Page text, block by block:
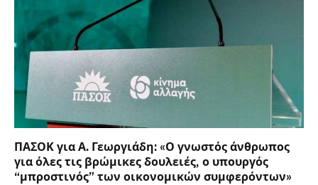
ΠΑΣΟΚ για Α. Γεωργιάδη: «Ο γνωστός άνθρωπος
για όλες τις βρώμικες δουλειές, ο υπουργός
“μπροστινός” των οικονομικών συμφερόντων»